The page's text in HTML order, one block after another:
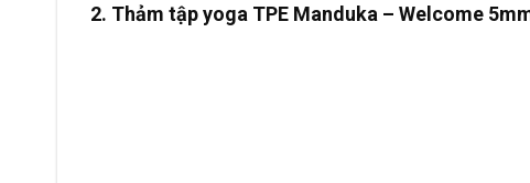
2. Thảm tập yoga TPE Manduka – Welcome